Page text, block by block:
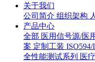
关于我们
公司简介 组织架构
产品中心
全部 医用信号源/医
案 定制工装
全性能测试系列 医